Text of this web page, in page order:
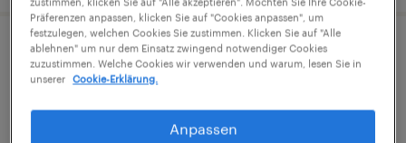
Kfz-Technik-Spezialist (m/w/d) für
markenübergreifende Reparaturen
Präferenzen anpassen, klicken Sie auf "Cookies anpassen", um
festzulegen, welchen Cookies Sie zustimmen. Klicken Sie auf "Alle
ablehnen" um nur dem Einsatz zwingend notwendiger Cookies
zuzustimmen. Welche Cookies wir verwenden und warum, lesen Sie in
unserer
Cookie-Erklärung.
Anpassen